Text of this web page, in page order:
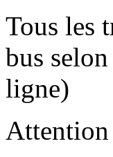
Tous les
bus
ligne)
Attention